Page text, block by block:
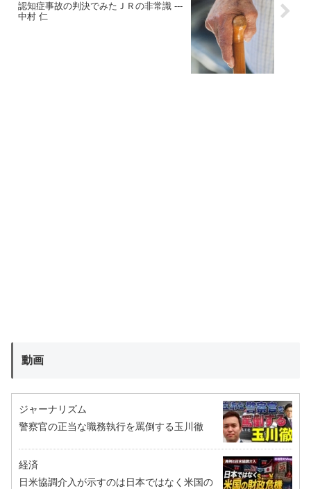
認知症事故の判決でみたＪＲの非常識 ---
中村 仁
動画
ジャーナリズム
警察官の正当な職務執行を罵倒する玉川徹
経済
日米協調介入が示すのは日本ではなく米国の